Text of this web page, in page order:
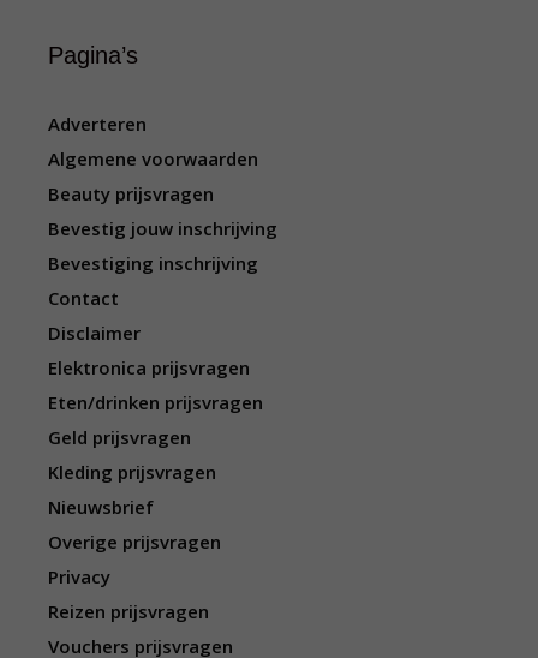
Pagina’s
Adverteren
Algemene voorwaarden
Beauty prijsvragen
Bevestig jouw inschrijving
Bevestiging inschrijving
Contact
Disclaimer
Elektronica prijsvragen
Eten/drinken prijsvragen
Geld prijsvragen
Kleding prijsvragen
Nieuwsbrief
Overige prijsvragen
Privacy
Reizen prijsvragen
Vouchers prijsvragen